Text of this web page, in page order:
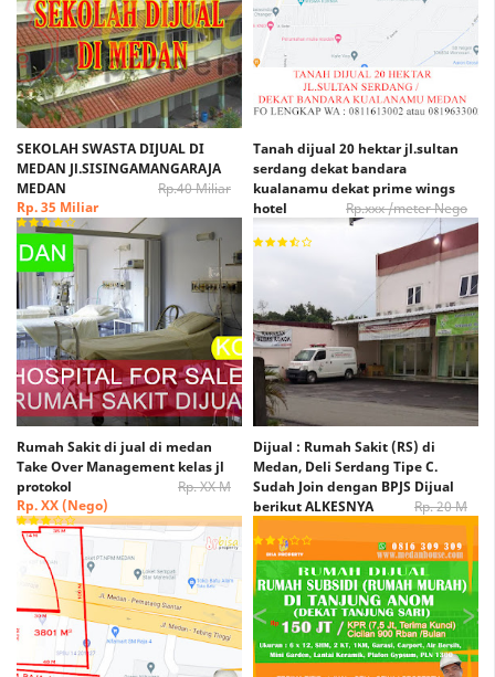
SEKOLAH SWASTA DIJUAL DI
MEDAN Jl.SISINGAMANGARAJA
MEDAN
Rp.40 Miliar
Rp. 35 Miliar
Tanah dijual 20 hektar jl.sultan
serdang dekat bandara
kualanamu dekat prime wings
hotel
Rp.xxx /meter Nego
Rp. xxx /Meter Nego
Rumah Sakit di jual di medan
Take Over Management kelas jl
protokol
Rp. XX M
Rp. XX (Nego)
Dijual : Rumah Sakit (RS) di
Medan, Deli Serdang Tipe C.
Sudah Join dengan BPJS Dijual
berikut ALKESNYA
Rp. 20 M
Rp. 15 M (Nego)